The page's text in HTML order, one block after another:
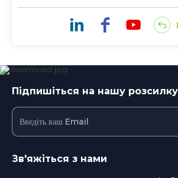
Підпишіться на нашу розсилку
Зв'яжіться з нами